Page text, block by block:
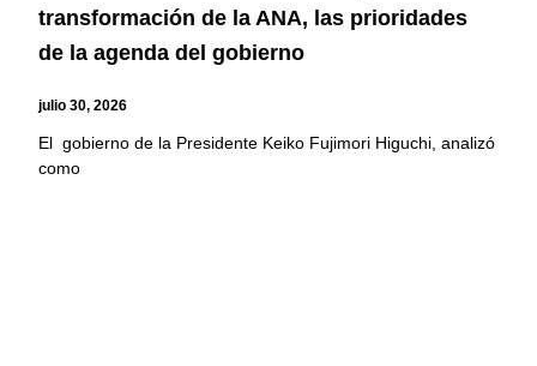
transformación de la ANA, las prioridades
de la agenda del gobierno
julio 30, 2026
El gobierno de la Presidente Keiko Fujimori Higuchi, analizó
como